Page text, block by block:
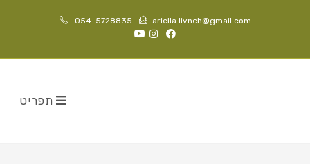
054-5728835 ariella.livneh@gmail.com
תפריט